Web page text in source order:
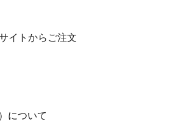
イトからご注文
について